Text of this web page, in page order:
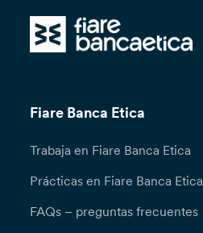
Fiare Banca Etica
Trabaja en Fiare Banca Etica
Prácticas en Fiare Banca Etica
FAQs – preguntas frecuentes